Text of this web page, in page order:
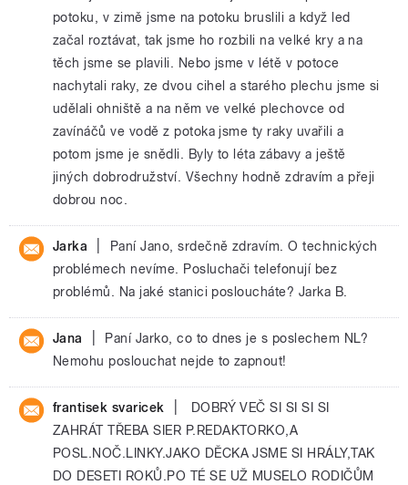
potoku, v zimě jsme na potoku bruslili a když led
začal roztávat, tak jsme ho rozbili na velké kry a na
těch jsme se plavili. Nebo jsme v létě v potoce
nachytali raky, ze dvou cihel a starého plechu jsme si
udělali ohniště a na něm ve velké plechovce od
zavínáčů ve vodě z potoka jsme ty raky uvařili a
potom jsme je snědli. Byly to léta zábavy a ještě
jiných dobrodružství. Všechny hodně zdravím a přeji
dobrou noc.
Jarka
Paní Jano, srdečně zdravím. O technických
problémech nevíme. Posluchači telefonují bez
problémů. Na jaké stanici posloucháte? Jarka B.
Jana
Paní Jarko, co to dnes je s poslechem NL?
Nemohu poslouchat nejde to zapnout!
frantisek svaricek
DOBRÝ VEČ SI SI SI SI
ZAHRÁT TŘEBA SIER P.REDAKTORKO,A
POSL.NOČ.LINKY.JAKO DĚCKA JSME SI HRÁLY,TAK
DO DESETI ROKŮ.PO TÉ SE UŽ MUSELO RODIČŮM